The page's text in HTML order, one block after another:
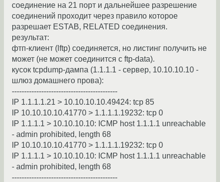
соединение на 21 порт и дальнейшее разрешение
соединений проходит через правило которое
разрешает ESTAB, RELATED соединения.
результат:
фтп-клиент (lftp) соединяется, но листинг получить не
может (не может соединится с ftp-data).
кусок tcpdump-дампа (1.1.1.1 - сервер, 10.10.10.10 -
шлюз домашнего прова):
-------------------------------------------
IP 1.1.1.1.21 > 10.10.10.10.49424: tcp 85
IP 10.10.10.10.41770 > 1.1.1.1.19232: tcp 0
IP 1.1.1.1 > 10.10.10.10: ICMP host 1.1.1.1 unreachable
- admin prohibited, length 68
IP 10.10.10.10.41770 > 1.1.1.1.19232: tcp 0
IP 1.1.1.1 > 10.10.10.10: ICMP host 1.1.1.1 unreachable
- admin prohibited, length 68
-------------------------------------------